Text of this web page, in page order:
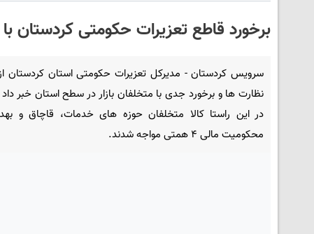
برخورد قاطع تعزیرات حکومتی کردستان با متخلفان بازار/
سرویس کردستان - مدیرکل تعزیرات حکومتی استان کردستان
نظارت ها و برخورد جدی با متخلفان بازار در سطح استان خبر
در این راستا کالا متخلفان حوزه های خدمات، قاچاق و
محکومیت مالی ۴ همتی مواجه شدند.